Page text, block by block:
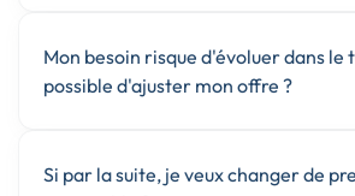
Mon besoin risque d'évoluer dans le
possible d'ajuster mon offre ?
Si par la suite, je veux changer de